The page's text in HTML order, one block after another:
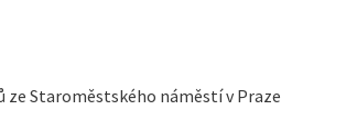
Staroměstského náměstí v Praze